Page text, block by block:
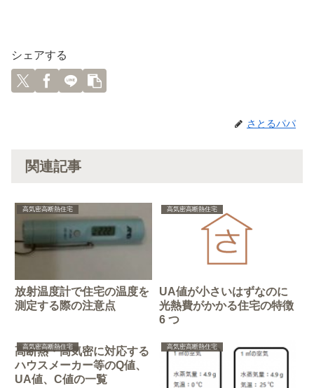
シェアする
さとるパパ
関連記事
高気密高断熱住宅
放射温度計で住宅の温度を
測定する際の注意点
高気密高断熱住宅
UA値が小さいはずなのに
光熱費がかかる住宅の特徴
6 つ
高気密高断熱住宅
高断熱・高気密に対応する
ハウスメーカー等のQ値、
UA値、C値の一覧
高気密高断熱住宅